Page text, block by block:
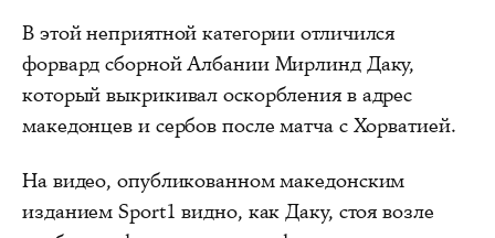
В этой неприятной категории отличился
форвард сборной Албании Мирлинд Даку,
который выкрикивал оскорбления в адрес
македонцев и сербов после матча с Хорватией.
На видео, опубликованном македонским
изданием Sport1 видно, как Даку, стоя возле